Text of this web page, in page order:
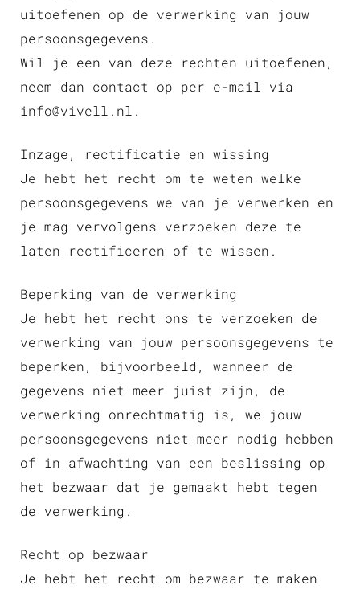
uitoefenen op de verwerking van jouw
persoonsgegevens.
Wil je een van deze rechten uitoefenen,
neem dan contact op per e-mail via
info@vivell.nl.
Inzage, rectificatie en wissing
Je hebt het recht om te weten welke
persoonsgegevens we van je verwerken en
je mag vervolgens verzoeken deze te
laten rectificeren of te wissen.
Beperking van de verwerking
Je hebt het recht ons te verzoeken de
verwerking van jouw persoonsgegevens te
beperken, bijvoorbeeld, wanneer de
gegevens niet meer juist zijn, de
verwerking onrechtmatig is, we jouw
persoonsgegevens niet meer nodig hebben
of in afwachting van een beslissing op
het bezwaar dat je gemaakt hebt tegen
de verwerking.
Recht op bezwaar
Je hebt het recht om bezwaar te maken